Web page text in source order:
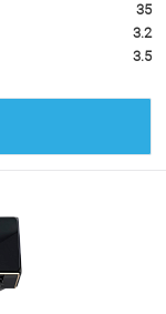
35
3.2
3.5